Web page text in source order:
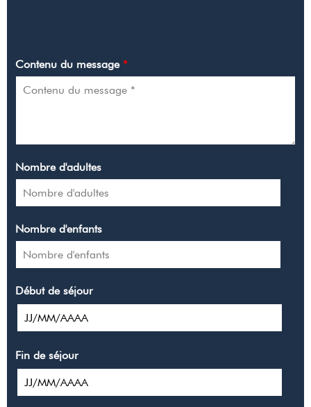
Contenu du message *
Nombre d'adultes
Nombre d'enfants
Début de séjour
Fin de séjour